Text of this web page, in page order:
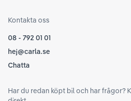
Kontakta oss
08 - 792 01 01
hej@carla.se
Chatta
Har du redan köpt bil och har frågor?